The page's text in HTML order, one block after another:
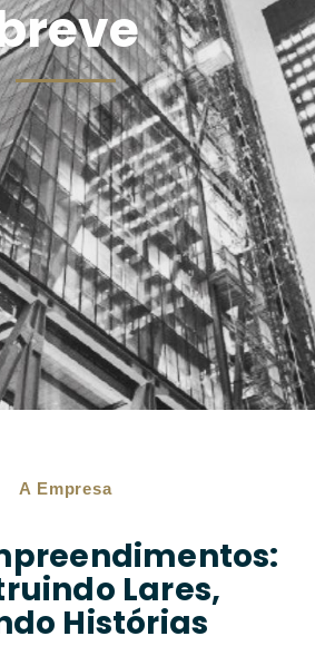
A Empresa
Lares,
Histórias